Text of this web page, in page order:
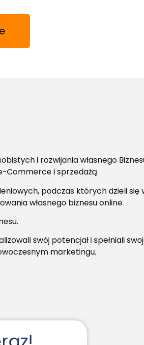
i rozwijania własnego
Commerce i sprzedażą.
podczas których dzieli się
własnego biznesu online.
swój potencjał i spełniali
marketingu.